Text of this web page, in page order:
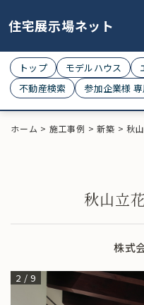
住宅展示場ネット
トップ モデルハウス
不動産検索
参加企業様
ホーム > 施工事例 >新築 >秋
秋山立
株式
2 /9